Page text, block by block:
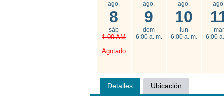
ago.
8
sáb
1:00 AM
Agotado
ago.
9
dom
6:00 a. m.
ago.
10
lun
6:00 a. m.
ago.
mar
6:00
Detalles Ubicación